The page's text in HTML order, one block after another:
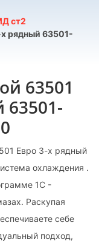
ст2
рядный 63501-
63501
63501-
Евро 3-х рядный
охлаждения .
1С -
Раскупая
себе
подход,